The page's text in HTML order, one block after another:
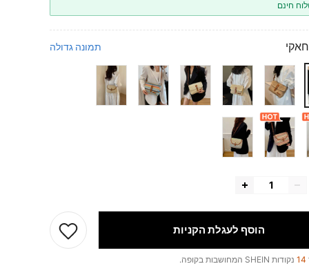
חינם
חאקי תמונה גדולה
הוסף לעגלת הקניות
14 נקודות SHEIN המחושבות בקופה.